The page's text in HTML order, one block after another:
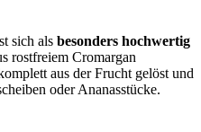
sich als besonders hochwertig
rostfreiem Cromargan
aus der Frucht gelöst und
oder Ananasstücke.